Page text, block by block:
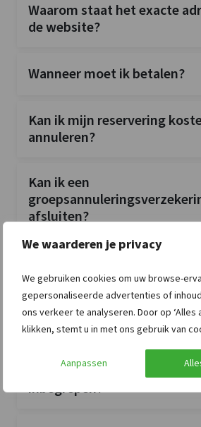
We waarderen je privacy
We gebruiken cookies om uw browse-
gepersonaliseerde advertenties of
ons verkeer te analyseren. Door op ‘Alles
klikken, stemt u in met ons gebruik van
Aanpassen
Waarom staat het exacte
de website?
Wanneer moet ik betalen?
Kan ik mijn reservering
annuleren?
Kan ik een
afsluiten?
groep?
Zijn huisdieren toegestaan?
Zijn bedlinnen en
inbegrepen?